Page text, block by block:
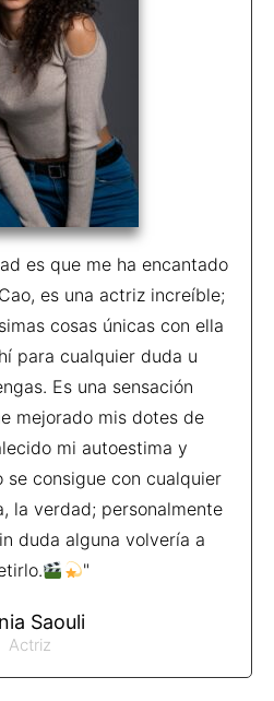
es que me ha encantado
es una actriz increíble;
cosas únicas con ella
para cualquier duda u
Es una sensación
mejorado mis dotes de
mi autoestima y
se consigue con cualquier
la verdad; personalmente
duda alguna volvería a
"
Saouli
Actriz